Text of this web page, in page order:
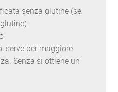
senza glutine (se
serve per maggiore
Senza si ottiene un